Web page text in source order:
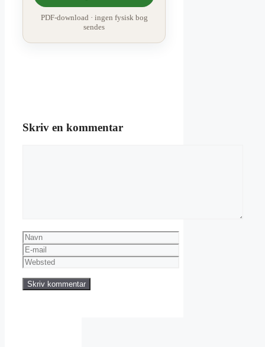
PDF-download · ingen fysisk bog
sendes
Skriv en kommentar
Navn
E-
mail
Websted